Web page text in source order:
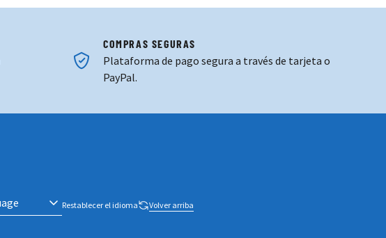
COMPRAS SEGURAS
Plataforma de pago segura a través de tarjeta o
PayPal.
Restablecer el idioma Volver arriba